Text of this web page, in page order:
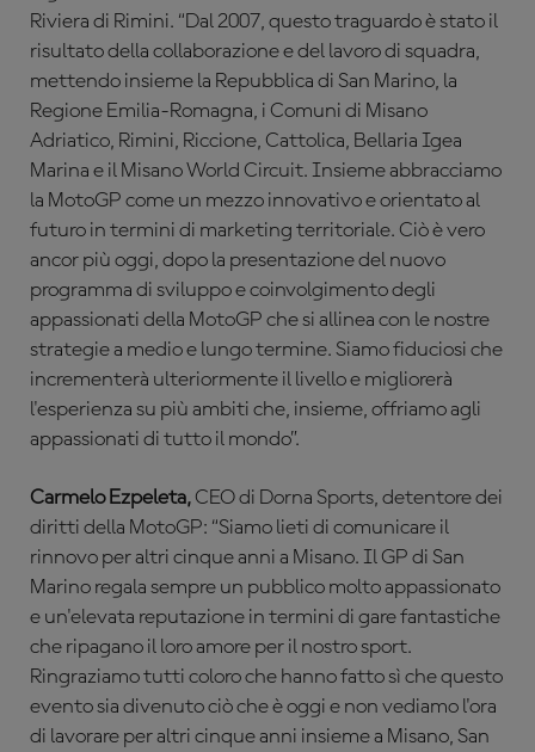
Riviera di Rimini. “Dal 2007, questo traguardo è stato il
risultato della collaborazione e del lavoro di squadra,
mettendo insieme la Repubblica di San Marino, la
Regione Emilia-Romagna, i Comuni di Misano
Adriatico, Rimini, Riccione, Cattolica, Bellaria Igea
Marina e il Misano World Circuit. Insieme abbracciamo
la MotoGP come un mezzo innovativo e orientato al
futuro in termini di marketing territoriale. Ciò è vero
ancor più oggi, dopo la presentazione del nuovo
programma di sviluppo e coinvolgimento degli
appassionati della MotoGP che si allinea con le nostre
strategie a medio e lungo termine. Siamo fiduciosi che
incrementerà ulteriormente il livello e migliorerà
l'esperienza su più ambiti che, insieme, offriamo agli
appassionati di tutto il mondo”.
Carmelo Ezpeleta, CEO di Dorna Sports, detentore dei
diritti della MotoGP: “Siamo lieti di comunicare il
rinnovo per altri cinque anni a Misano. Il GP di San
Marino regala sempre un pubblico molto appassionato
e un'elevata reputazione in termini di gare fantastiche
che ripagano il loro amore per il nostro sport.
Ringraziamo tutti coloro che hanno fatto sì che questo
evento sia divenuto ciò che è oggi e non vediamo l'ora
di lavorare per altri cinque anni insieme a Misano, San